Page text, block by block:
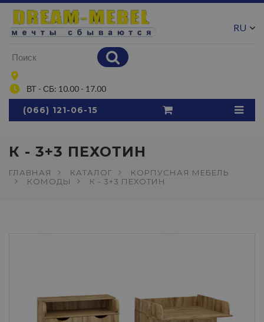
ВТ - СБ: 10.00 - 17.00
RU
(066) 121-06-15
К - 3+3 ПЕХОТИН
ГЛАВНАЯ КАТАЛОГ
КОРПУСНАЯ МЕБЕЛЬ
КОМОДЫ
К - 3+3 ПЕХОТИН